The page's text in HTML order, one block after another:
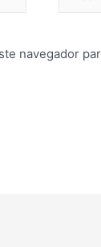
navegador